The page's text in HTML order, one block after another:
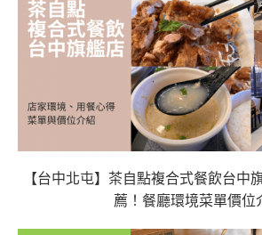
【台中北屯】茶自點複合式餐飲台中
薦！餐廳環境菜單價位